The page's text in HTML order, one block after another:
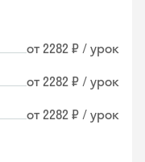
от 2282 ₽ / урок
от 2282 ₽ / урок
от 2282 ₽ / урок